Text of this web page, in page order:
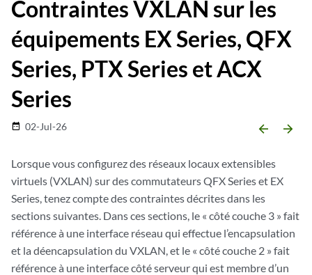
Contraintes VXLAN sur les
équipements EX Series, QFX
Series, PTX Series et ACX
Series
date_range 02-Jul-26 arrow_backward arrow_forward
Lorsque vous configurez des réseaux locaux extensibles
virtuels (VXLAN) sur des commutateurs QFX Series et EX
Series, tenez compte des contraintes décrites dans les
sections suivantes. Dans ces sections, le « côté couche 3 » fait
référence à une interface réseau qui effectue l’encapsulation
et la déencapsulation du VXLAN, et le « côté couche 2 » fait
référence à une interface côté serveur qui est membre d’un